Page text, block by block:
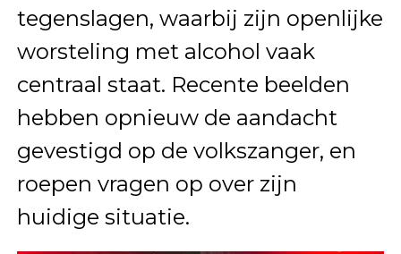
tegenslagen, waarbij zijn openlijke
worsteling met alcohol vaak
centraal staat. Recente beelden
hebben opnieuw de aandacht
gevestigd op de volkszanger, en
roepen vragen op over zijn
huidige situatie.